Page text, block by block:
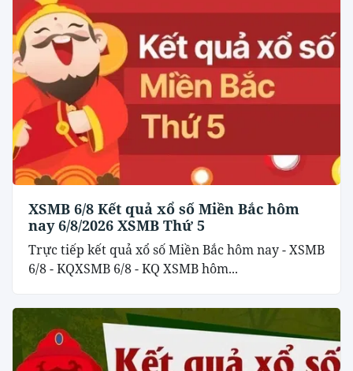
XSMB 6/8 Kết quả xổ số Miền Bắc hôm
nay 6/8/2026 XSMB Thứ 5
Trực tiếp kết quả xổ số Miền Bắc hôm nay - XSMB
6/8 - KQXSMB 6/8 - KQ XSMB hôm...